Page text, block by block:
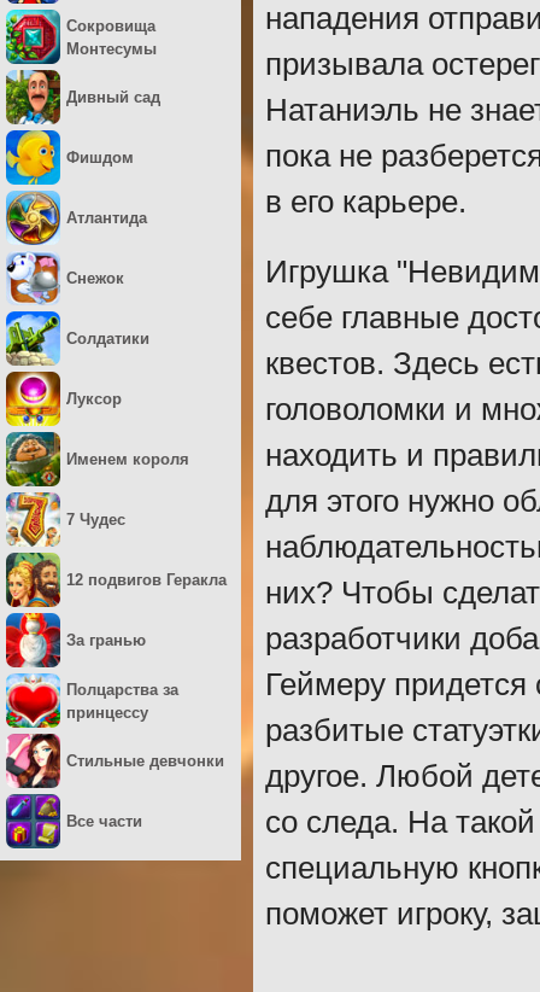
нападения
призывала
Натаниэль не
пока не
в его карьере.
Игрушка
себе главные
квестов. Здесь
головоломки и
находить и
для этого нужно
них? Чтобы
разработчики
Геймеру придется
разбитые
другое. Любой
со следа. На
специальную
поможет игроку,
Сокровища
Монтесумы
Дивный сад
Фишдом
Атлантида
Снежок
Солдатики
Луксор
Именем короля
7 Чудес
12 подвигов Геракла
За гранью
Полцарства за
принцессу
Стильные девчонки
Все части